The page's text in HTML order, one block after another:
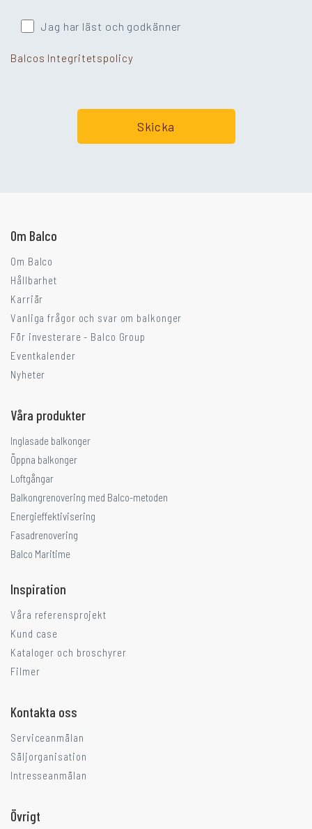
Jag har läst och godkänner
Balcos Integritetspolicy
Om Balco
Om Balco
Hållbarhet
Karriär
Vanliga frågor och svar om balkonger
För investerare - Balco Group
Eventkalender
Nyheter
Våra produkter
Inglasade balkonger
Öppna balkonger
Loftgångar
Balkongrenovering med Balco-metoden
Energieffektivisering
Fasadrenovering
Balco Maritime
Inspiration
Våra referensprojekt
Kund case
Kataloger och broschyrer
Filmer
Kontakta oss
Serviceanmälan
Säljorganisation
Intresseanmälan
Övrigt